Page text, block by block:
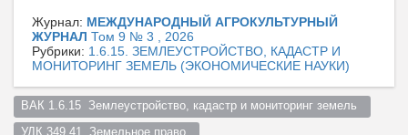
Журнал: МЕЖДУНАРОДНЫЙ АГРОКУЛЬТУРНЫЙ
ЖУРНАЛ Том 9 № 3 , 2026
Рубрики: 1.6.15. ЗЕМЛЕУСТРОЙСТВО, КАДАСТР И
МОНИТОРИНГ ЗЕМЕЛЬ (ЭКОНОМИЧЕСКИЕ НАУКИ)
ВАК 1.6.15  Землеустройство, кадастр и мониторинг земель